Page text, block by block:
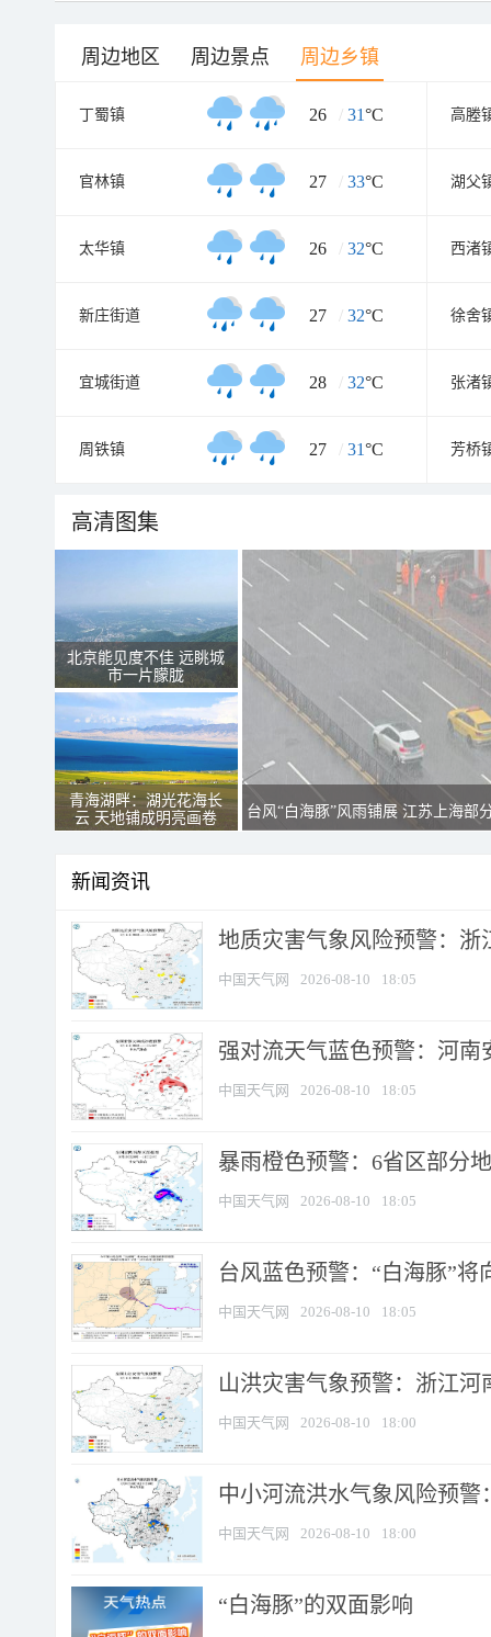
周边地区 周边景点 周边乡镇
丁蜀镇 26 / 31°C 高塍
官林镇 27 / 33°C 湖父
太华镇 26 / 32°C 西渚
新庄街道 27 / 32°C 徐舍
宜城街道 28 / 32°C 张渚
周铁镇 27 / 31°C 芳桥
高清图集
北京能见度不佳 远眺城
市一片朦胧
青海湖畔：湖光花海长
云 天地铺成明亮画卷
台风“白海豚”风雨铺展 江苏上海部
新闻资讯
地质灾害气象风险预警：浙
中国天气网 2026-08-10 18:05
强对流天气蓝色预警：河南
中国天气网 2026-08-10 18:05
暴雨橙色预警：6省区部分
中国天气网 2026-08-10 18:05
台风蓝色预警：“白海豚”
中国天气网 2026-08-10 18:05
山洪灾害气象预警：浙江
中国天气网 2026-08-10 18:00
中小河流洪水气象风险预
中国天气网 2026-08-10 18:00
​“白海豚”的双面影响